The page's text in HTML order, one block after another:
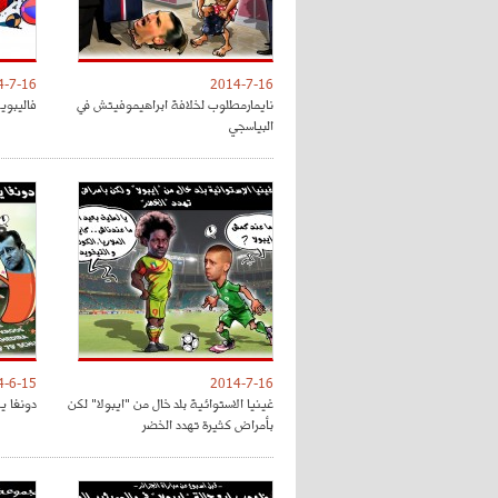
2014-7-16
نايمارمطلوب لخلافة ابراهيموفيتش في
البياسجي
7-16
2014-7-16
غينيا الاستوائية بلد خال من "ايبولا" لكن
بأمراض كثيرة تهدد الخضر
6-15
دونغا